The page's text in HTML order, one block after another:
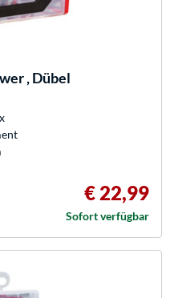
, Dübel
€ 22,99
Sofort verfügbar